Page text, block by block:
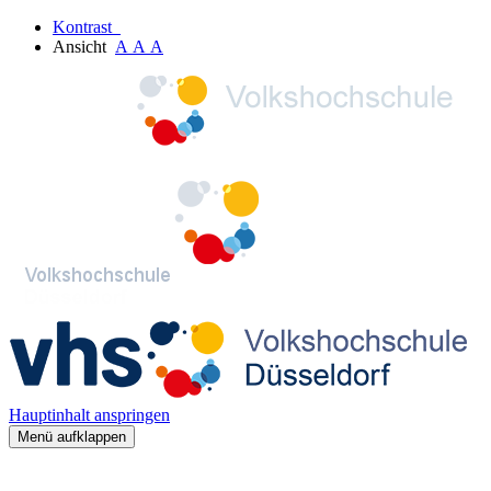
Kontrast
Ansicht A A A
Hauptinhalt anspringen
Menü aufklappen